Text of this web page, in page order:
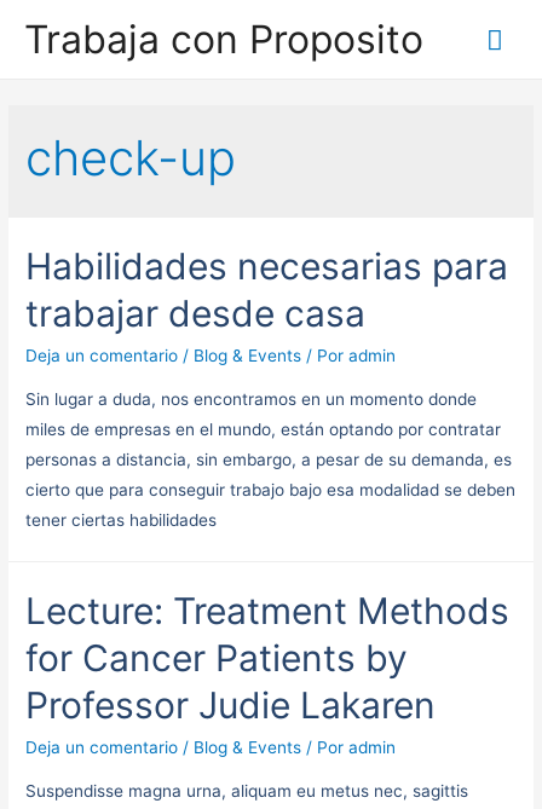
Trabaja con Proposito
check-up
Habilidades necesarias para
trabajar desde casa
Deja un comentario / Blog & Events / Poradmin
Sin lugar a duda, nos encontramos en un momento donde
miles de empresas en el mundo, están optando por contratar
personas a distancia, sin embargo, a pesar de su demanda, es
cierto que para conseguir trabajo bajo esa modalidad se deben
tener ciertas habilidades
Lecture: Treatment Methods
for Cancer Patients by
Professor Judie Lakaren
Deja un comentario / Blog & Events / Poradmin
Suspendisse magna urna, aliquam eu metus nec, sagittis